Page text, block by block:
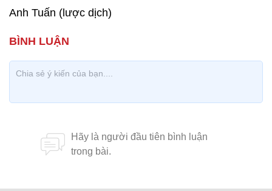
Anh Tuấn (lược dịch)